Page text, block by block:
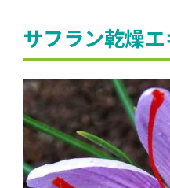
サフラン乾燥エ